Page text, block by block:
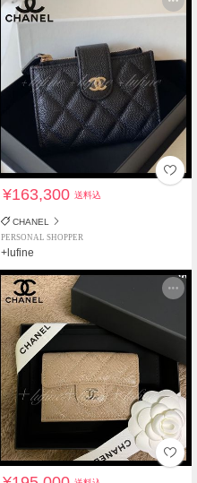
¥163,300送料込
CHANEL
PERSONAL SHOPPER
+lufine